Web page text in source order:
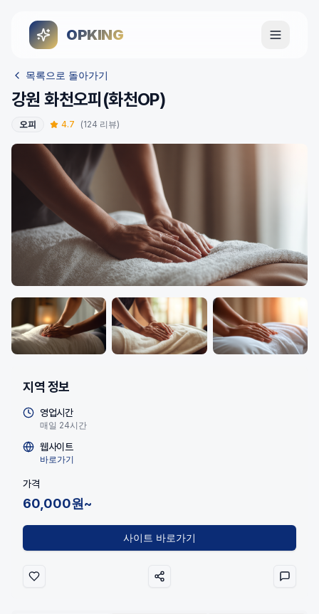
OPKING 메뉴 열기
목록으로 돌아가기
강원 화천오피(화천OP)
오피 4.7 (124 리뷰)
지역 정보
영업시간
매일 24시간
웹사이트
바로가기
가격
60,000원~
사이트 바로가기